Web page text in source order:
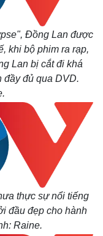
- Quốc phòng
Đồng Lanđược
khi bộ phim ra rạp,
Lan bị cắt đi khá
đầy đủ qua DVD.
thực sự nổi tiếng
đầu đẹp cho hành
Raine.